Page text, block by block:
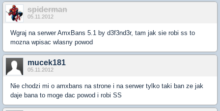
spiderman
05.11.2012
Wgraj na serwer AmxBans 5.1 by d3f3nd3r, tam jak sie robi ss to
mozna wpisac wlasny powod
mucek181
05.11.2012
Nie chodzi mi o amxbans na strone i na serwer tylko taki ban ze jak
daje bana to moge dac powod i robi SS